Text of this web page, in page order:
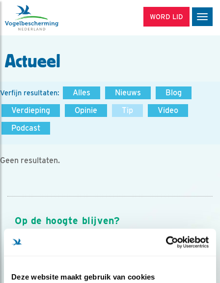
Deze website maakt gebruik van cookies
WORD LID
Actueel
Verfijn resultaten: Alles Nieuws
Blog
Verdieping
Opinie Tip
Video
Podcast
Geen resultaten.
Op de hoogte blijven?
Meld je aan en ontvang nieuws, inspiratie, acties en tips
over vogels en activiteiten van Vogelbescherming.